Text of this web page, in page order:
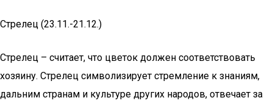
Стрелец (23.11.-21.12.)
Стрелец – считает, что цветок должен соответствовать
хозяину. Стрелец символизирует стремление к знаниям,
дальним странам и культуре других народов, отвечает за